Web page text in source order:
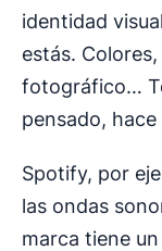
identidad
estás.
fotográfico…
pensado,
Spotify, por
las ondas
marca tiene